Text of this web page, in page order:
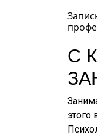
С
этого